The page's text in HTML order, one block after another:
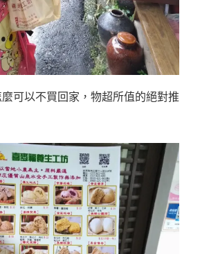
可以不買回家，物超所值的絕對推